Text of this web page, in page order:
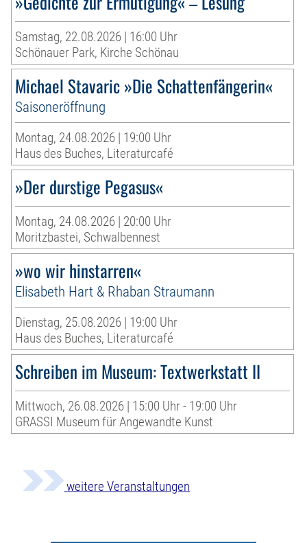
Samstag, 22.08.2026 | 16:00 Uhr
Schönauer Park, Kirche Schönau
Michael Stavaric »Die Schattenfängerin«
Saisoneröffnung
Montag, 24.08.2026 | 19:00 Uhr
Haus des Buches, Literaturcafé
»Der durstige Pegasus«
Montag, 24.08.2026 | 20:00 Uhr
Moritzbastei, Schwalbennest
»wo wir hinstarren«
Elisabeth Hart & Rhaban Straumann
Dienstag, 25.08.2026 | 19:00 Uhr
Haus des Buches, Literaturcafé
Schreiben im Museum: Textwerkstatt II
Mittwoch, 26.08.2026 | 15:00 Uhr - 19:00 Uhr
GRASSI Museum für Angewandte Kunst
weitere Veranstaltungen